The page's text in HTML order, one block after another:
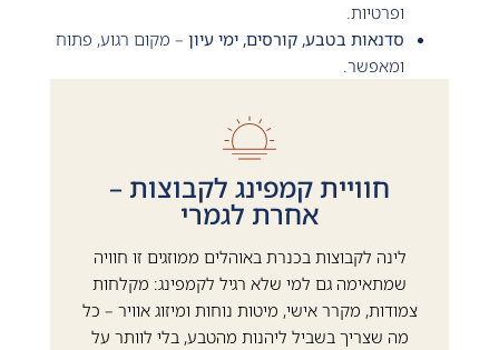
ופרטיות.
סדנאות בטבע, קורסים, ימי עיון– מקום רגוע, פתוח
ומאפשר.
חוויית קמפינג לקבוצות –
אחרת לגמרי
לינה לקבוצות בכנרת באוהלים ממוזגים זו חוויה
שמתאימה גם למי שלא רגיל לקמפינג: מקלחות
צמודות, מקרר אישי, מיטות נוחות ומיזוג אוויר – כל
מה שצריך בשביל ליהנות מהטבע, בלי לוותר על